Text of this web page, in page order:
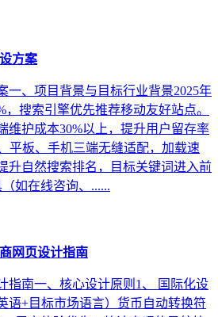
方案
一、项目背景与目标行业背景2025年
搜索引擎优先推荐移动友好站点。
维护成本30%以上，提升用户留存率
平板、手机三端无缝适配，加载速
升自然搜索排名，目标关键词进入前
如在线咨询、......
网页设计指南
指南一、核心设计原则1、 ‌国际化设
语+目标市场语言）货币自动转换符